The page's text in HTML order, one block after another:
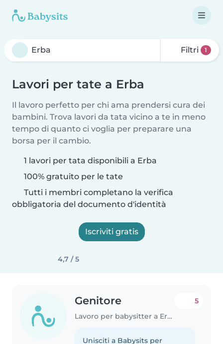
Filtri 1
Lavori per tate a Erba
Il lavoro perfetto per chi ama prendersi cura dei
bambini. Trova lavori da tata vicino a te in meno
tempo di quanto ci voglia per preparare una
borsa per il cambio.
1 lavori per tata disponibili a Erba
100% gratuito per le tate
Tutti i membri completano la verifica
obbligatoria del documento d'identità
Iscriviti gratis
4,7 / 5
Genitore
Lavoro per babysitter a Erba
5
Unisciti a Babysits per